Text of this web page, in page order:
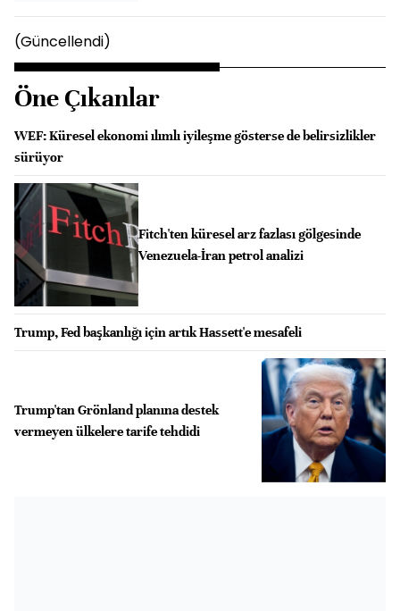
(Güncellendi)
Öne Çıkanlar
WEF: Küresel ekonomi ılımlı iyileşme gösterse de belirsizlikler
sürüyor
Fitch'ten küresel arz fazlası gölgesinde
Venezuela-İran petrol analizi
Trump, Fed başkanlığı için artık Hassett'e mesafeli
Trump'tan Grönland planına destek
vermeyen ülkelere tarife tehdidi